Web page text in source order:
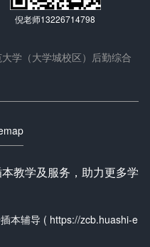
教学及服务，助力更多学
本辅导 ( https://zcb.huashi-e
倪老师13226714798
学（大学城校区）后勤综合